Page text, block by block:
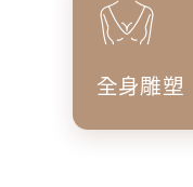
全身雕塑